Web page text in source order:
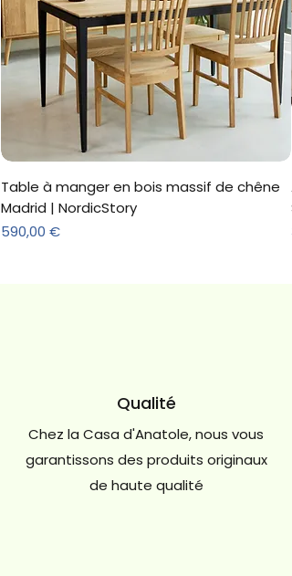
Table à manger en bois massif de chêne
Madrid | NordicStory
Prix
590,00 €
Qualité
Chez la Casa d'Anatole, nous vous
garantissons des produits originaux
de haute qualité